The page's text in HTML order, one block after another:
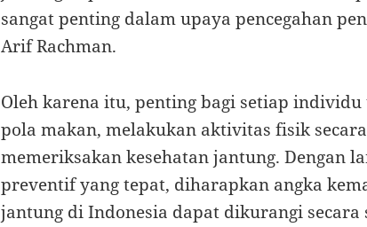
sangat penting dalam upaya pencegahan
Arif Rachman.
Oleh karena itu, penting bagi setiap
pola makan, melakukan aktivitas fisik
memeriksakan kesehatan jantung. Dengan
preventif yang tepat, diharapkan angka
jantung di Indonesia dapat dikurangi secara